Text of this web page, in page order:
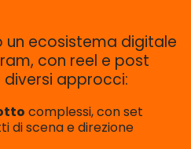
ecosistema digitale
con reel e post
approcci:
complessi, con set
di scena e direzione